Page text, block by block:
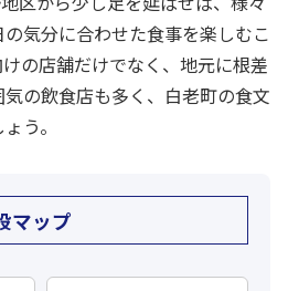
気分に合わせた食事を楽しむこ
の店舗だけでなく、地元に根差
の飲食店も多く、白老町の食文
う。
マップ